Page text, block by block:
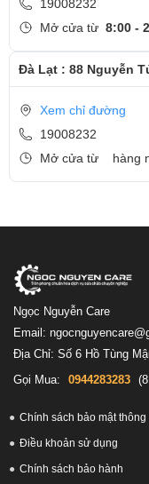
19008232
Mở cửa từ 8:00 -
Đà Lạt : 88 Nguyễn
Xem chỉ đường
19008232
Mở cửa từ
hàng
Ngọc Nguyễn Care
Email:
Địa Chỉ: Số 6 Hồ Tùng
Gọi Mua:
0944283283
Chính sách bảo mật thông
Điều khoản sử dụng
Chính sách bảo hành